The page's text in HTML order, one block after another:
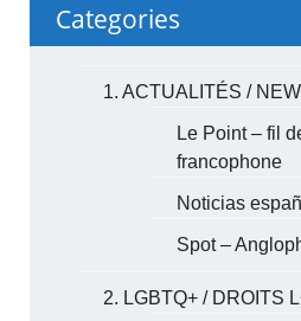
Categories
1. ACTUALITÉS /
Le Point – fil
francophone
Noticias
Spot –
2. LGBTQ+ / DROITS